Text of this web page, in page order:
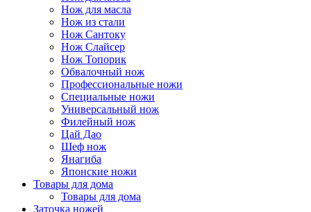
Нож для масла
Нож из стали
Нож Сантоку
Нож Слайсер
Нож Топорик
Обвалочный нож
Профессиональные ножи
Специальные ножи
Универсальный нож
Филейный нож
Цай Дао
Шеф нож
Янагиба
Японские ножи
Товары для дома
Товары для дома
Заточка ножей